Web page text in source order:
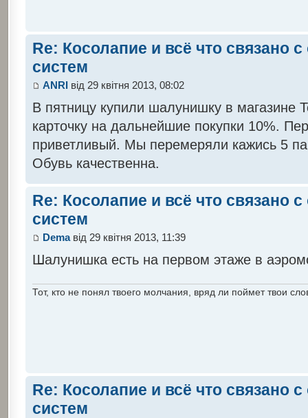
Re: Косолапие и всё что связано
систем
ANRIвід 29 квітня 2013, 08:02
В пятницу купили шалунишку в магазине
карточку на дальнейшие покупки 10%.
приветливый. Мы перемеряли кажись 5
Обувь качественна.
Re: Косолапие и всё что связано
систем
Demaвід 29 квітня 2013, 11:39
Шалунишка есть на первом этаже в
Тот, кто не понял твоего молчания, вряд ли поймет твои
Re: Косолапие и всё что связано
систем